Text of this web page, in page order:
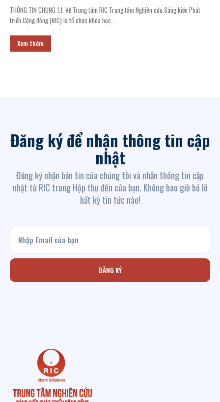
THÔNG TIN CHUNG 1.1. Về Trung tâm RIC Trung tâm Nghiên cứu Sáng kiến Phát
triển Cộng đồng (RIC) là tổ chức khoa học...
Xem thêm
Đăng ký để nhận thông tin cập
nhật
Đăng ký nhận bản tin của chúng tôi và nhận thông tin cập
nhật từ RIC trong Hộp thư đến của bạn. Không bao giờ bỏ lỡ
bất kỳ tin tức nào!
ĐĂNG KÝ